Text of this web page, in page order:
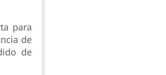
para
de
de